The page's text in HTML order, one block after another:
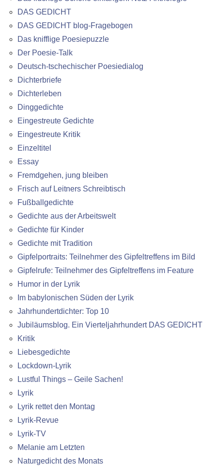
DAS GEDICHT
DAS GEDICHT blog-Fragebogen
Das knifflige Poesiepuzzle
Der Poesie-Talk
Deutsch-tschechischer Poesiedialog
Dichterbriefe
Dichterleben
Dinggedichte
Eingestreute Gedichte
Eingestreute Kritik
Einzeltitel
Essay
Fremdgehen, jung bleiben
Frisch auf Leitners Schreibtisch
Fußballgedichte
Gedichte aus der Arbeitswelt
Gedichte für Kinder
Gedichte mit Tradition
Gipfelportraits: Teilnehmer des Gipfeltreffens im Bild
Gipfelrufe: Teilnehmer des Gipfeltreffens im Feature
Humor in der Lyrik
Im babylonischen Süden der Lyrik
Jahrhundertdichter: Top 10
Jubiläumsblog. Ein Vierteljahrhundert DAS GEDICHT
Kritik
Liebesgedichte
Lockdown-Lyrik
Lustful Things – Geile Sachen!
Lyrik
Lyrik rettet den Montag
Lyrik-Revue
Lyrik-TV
Melanie am Letzten
Naturgedicht des Monats